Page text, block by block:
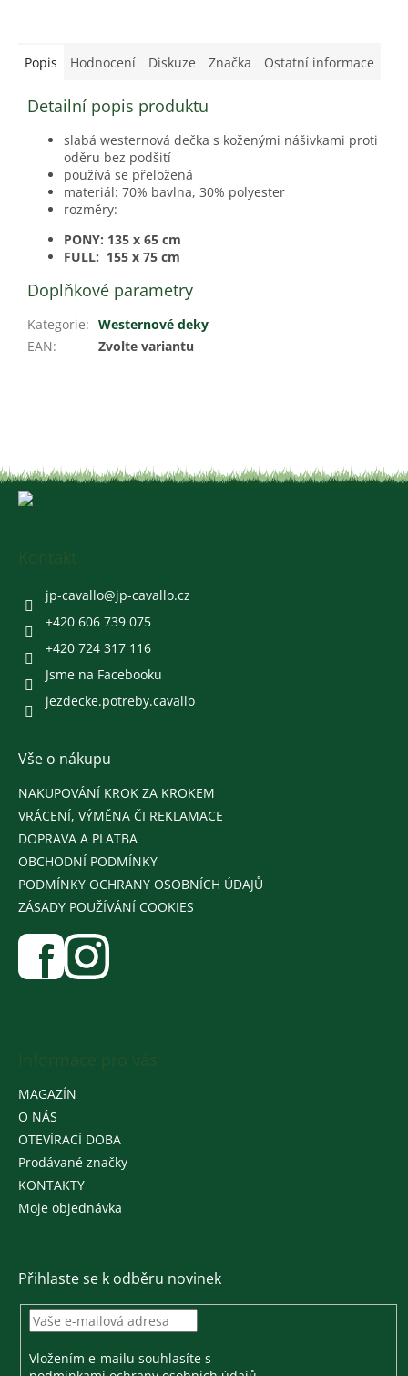
Popis Hodnocení Diskuze Značka Ostatní informace
Detailní popis produktu
slabá westernová dečka s koženými nášivkami proti
oděru bez podšití
používá se přeložená
materiál: 70% bavlna, 30% polyester
rozměry:
PONY: 135 x 65 cm
FULL: 155 x 75 cm
Doplňkové parametry
Kategorie: Westernové deky
EAN: Zvolte variantu
jp-cavallo@jp-cavallo.cz
+420 606 739 075
+420 724 317 116
Jsme na Facebooku
jezdecke.potreby.cavallo
Vše o nákupu
NAKUPOVÁNÍ KROK ZA KROKEM
VRÁCENÍ, VÝMĚNA ČI REKLAMACE
DOPRAVA A PLATBA
OBCHODNÍ PODMÍNKY
PODMÍNKY OCHRANY OSOBNÍCH ÚDAJŮ
ZÁSADY POUŽÍVÁNÍ COOKIES
MAGAZÍN
O NÁS
OTEVÍRACÍ DOBA
Prodávané značky
KONTAKTY
Moje objednávka
Přihlaste se k odběru novinek
Vložením e-mailu souhlasíte s